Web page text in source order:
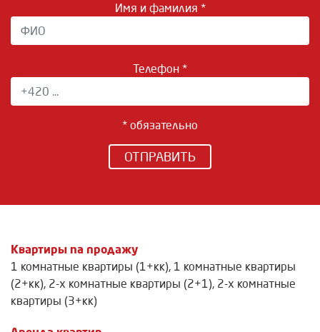
Имя и фамилия *
Телефон *
* обязательно
ОТПРАВИТЬ
Квартиры na продажу
1 комнатные квартиры (1+кк), 1 комнатные квартиры
(2+кк), 2-х комнатные квартиры (2+1), 2-х комнатные
квартиры (3+кк)